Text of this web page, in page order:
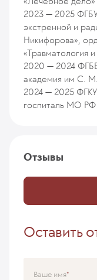
2023 — 2025
экстренной и
Никифорова»,
«Травматология
2020 — 2024
академия им С.
2024 — 2025
госпиталь МО РФ
Отзывы
Оставить
Ваше имя